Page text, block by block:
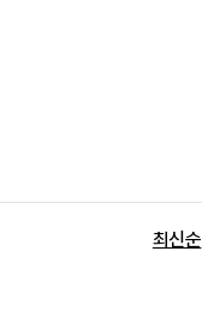
최신순